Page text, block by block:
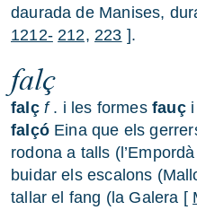
daurada de Manises,
1212- 212, 223 ].
falç
falç f. i les formes fauç
falçóEina que els
rodona a talls
buidar els escalons
tallar el fang (la Galera [